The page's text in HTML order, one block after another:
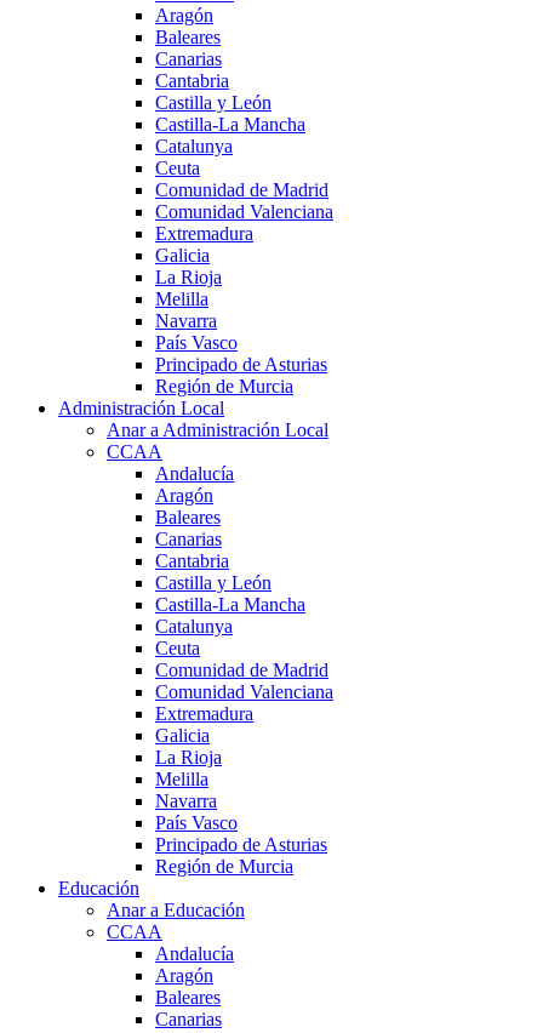
Aragón
Baleares
Canarias
Cantabria
Castilla y León
Castilla-La Mancha
Catalunya
Ceuta
Comunidad de Madrid
Comunidad Valenciana
Extremadura
Galicia
La Rioja
Melilla
Navarra
País Vasco
Principado de Asturias
Región de Murcia
Administración Local
Anar a Administración Local
CCAA
Andalucía
Aragón
Baleares
Canarias
Cantabria
Castilla y León
Castilla-La Mancha
Catalunya
Ceuta
Comunidad de Madrid
Comunidad Valenciana
Extremadura
Galicia
La Rioja
Melilla
Navarra
País Vasco
Principado de Asturias
Región de Murcia
Educación
Anar a Educación
CCAA
Andalucía
Aragón
Baleares
Canarias